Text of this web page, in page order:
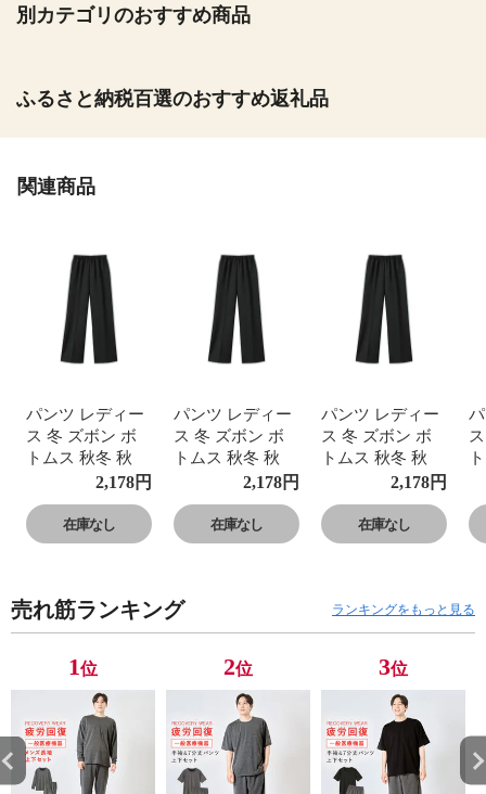
別カテゴリのおすすめ商品
ふるさと納税百選のおすすめ返礼品
関連商品
パンツ レディー
ス 冬 ズボン ボ
トムス 秋冬 秋
あったか ウエス
トゴム ワイドシ
ルエット 体型カ
バー 股上深め ハ
性用 M L LL 3L
大きいサイズ ゆ
ゃれ かわいい 大
人 ブラック 黒
グレー ウール調
ワイドパンツ
2,178円
在庫なし
パンツ レディー
ス 冬 ズボン ボ
トムス 秋冬 秋
あったか ウエス
トゴム ワイドシ
ルエット 体型カ
バー 股上深め ハ
性用 M L LL 3L
大きいサイズ ゆ
ゃれ かわいい 大
人 ブラック 黒
グレー ウール調
ワイドパンツ
2,178円
在庫なし
パンツ レディー
ス 冬 ズボン ボ
トムス 秋冬 秋
あったか ウエス
トゴム ワイドシ
ルエット 体型カ
バー 股上深め ハ
性用 M L LL 3L
大きいサイズ ゆ
ゃれ かわいい 大
人 ブラック 黒
グレー ウール調
ワイドパンツ
2,178円
在庫なし
売れ筋ランキング ランキングをもっと見る
1位 2位 3位